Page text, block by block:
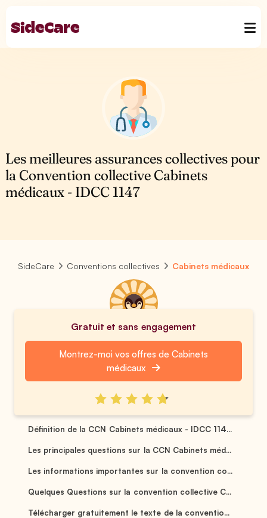
Les meilleures assurances collectives pour
la Convention collective Cabinets
médicaux - IDCC 1147
SideCare Conventions collectives Cabinets médicaux
Gratuit et sans engagement
Montrez-moi vos offres de Cabinets
médicaux
Définition de la CCN Cabinets médicaux - IDCC 114...
Les principales questions sur la CCN Cabinets méd...
Les informations importantes sur la convention co...
Quelques Questions sur la convention collective C...
Télécharger gratuitement le texte de la conventio...